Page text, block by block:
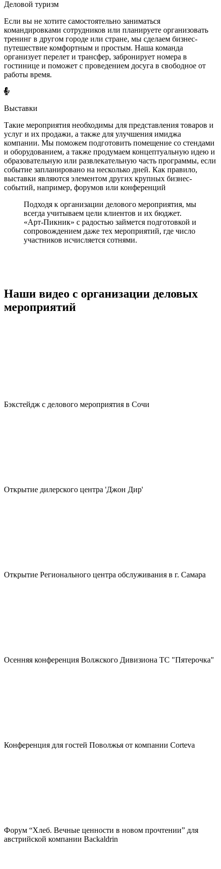
Деловой туризм
Если вы не хотите самостоятельно заниматься
командировками сотрудников или планируете организовать
тренинг в другом городе или стране, мы сделаем бизнес-
путешествие комфортным и простым. Наша команда
организует перелет и трансфер, забронирует номера в
гостинице и поможет с проведением досуга в свободное от
работы время.
Выставки
Такие мероприятия необходимы для представления товаров и
услуг и их продажи, а также для улучшения имиджа
компании. Мы поможем подготовить помещение со стендами
и оборудованием, а также продумаем концептуальную идею и
образовательную или развлекательную часть программы, если
событие запланировано на несколько дней. Как правило,
выставки являются элементом других крупных бизнес-
событий, например, форумов или конференций
Подходя к организации делового мероприятия, мы
всегда учитываем цели клиентов и их бюджет.
«Арт-Пикник» с радостью займется подготовкой и
сопровождением даже тех мероприятий, где число
участников исчисляется сотнями.
Наши видео с организации деловых
мероприятий
Бэкстейдж с делового мероприятия в Сочи
Открытие дилерского центра 'Джон Дир'
Открытие Регионального центра обслуживания в г. Самара
Осенняя конференция Волжского Дивизиона ТС "Пятерочка"
Конференция для гостей Поволжья от компании Corteva
Форум “Хлеб. Вечные ценности в новом прочтении” для
австрийской компании Backaldrin